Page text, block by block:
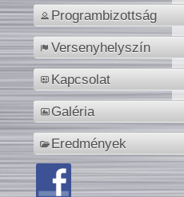
Programbizottság
Versenyhelyszín
Kapcsolat
Galéria
Eredmények